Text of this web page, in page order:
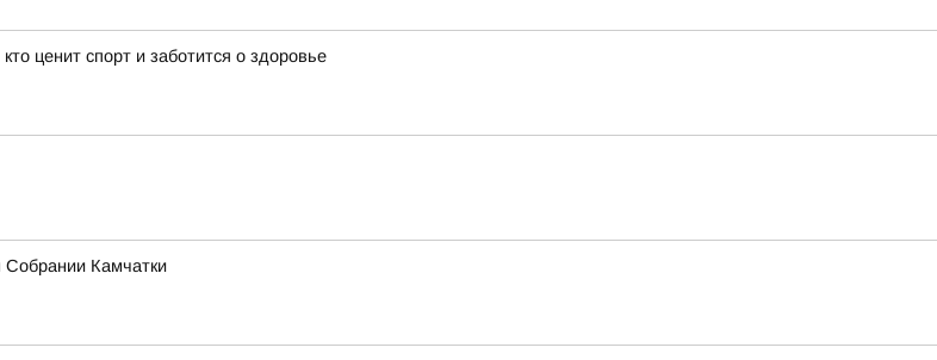
ценит спорт и заботится о здоровье
Собрании Камчатки